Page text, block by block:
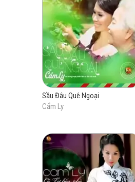
tình
Sầu Đâu Quê Ngoại
Cẩm Ly